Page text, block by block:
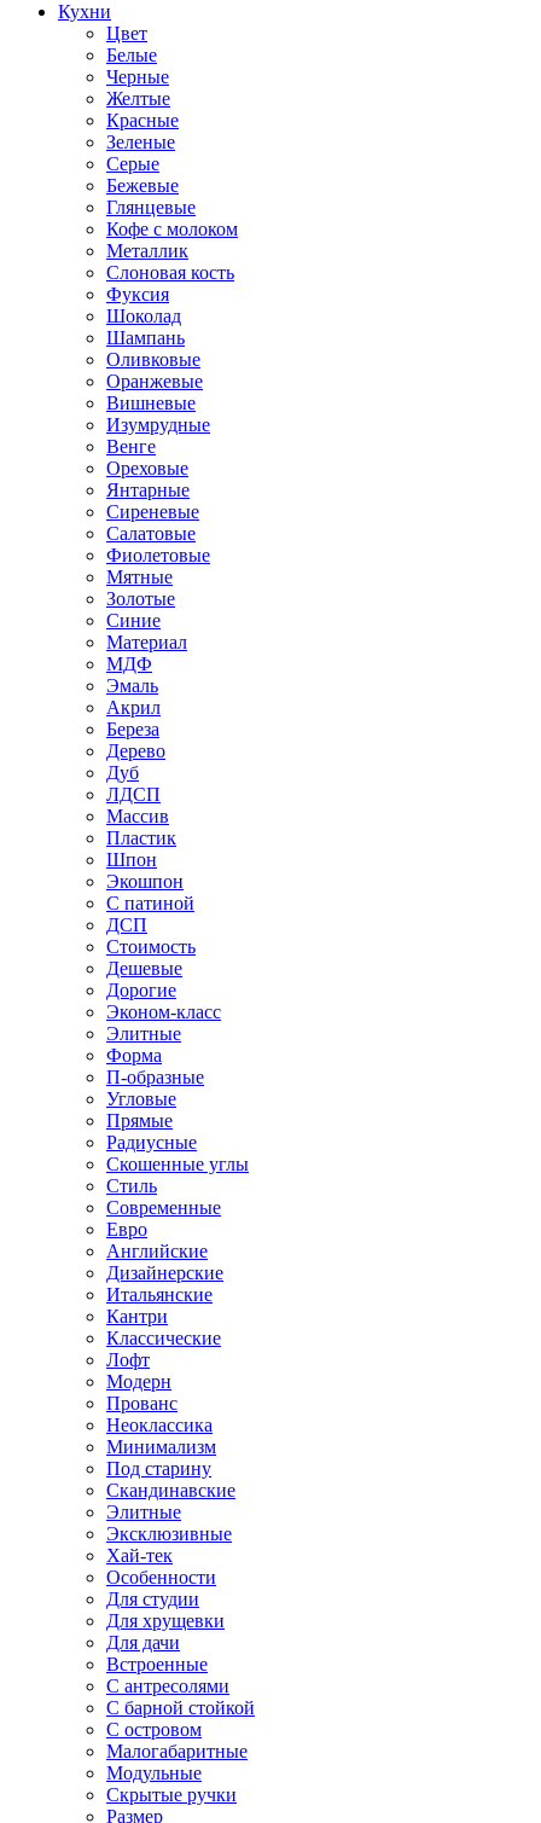
Кухни
Цвет
Белые
Черные
Желтые
Красные
Зеленые
Серые
Бежевые
Глянцевые
Кофе с молоком
Металлик
Слоновая кость
Фуксия
Шоколад
Шампань
Оливковые
Оранжевые
Вишневые
Изумрудные
Венге
Ореховые
Янтарные
Сиреневые
Салатовые
Фиолетовые
Мятные
Золотые
Синие
Материал
МДФ
Эмаль
Акрил
Береза
Дерево
Дуб
ЛДСП
Массив
Пластик
Шпон
Экошпон
С патиной
ДСП
Стоимость
Дешевые
Дорогие
Эконом-класс
Элитные
Форма
П-образные
Угловые
Прямые
Радиусные
Скошенные углы
Стиль
Современные
Евро
Английские
Дизайнерские
Итальянские
Кантри
Классические
Лофт
Модерн
Прованс
Неоклассика
Минимализм
Под старину
Скандинавские
Элитные
Эксклюзивные
Хай-тек
Особенности
Для студии
Для хрущевки
Для дачи
Встроенные
С антресолями
С барной стойкой
С островом
Малогабаритные
Модульные
Скрытые ручки
Размер